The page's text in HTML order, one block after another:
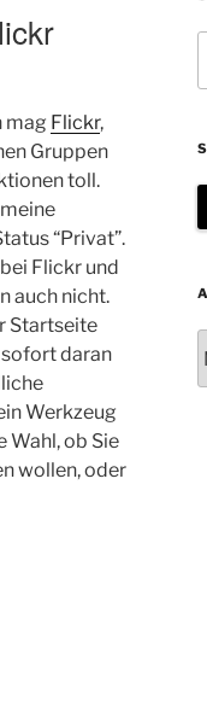
mag Flickr,
Gruppen
toll.
“Privat”.
Flickr und
auch nicht.
Startseite
sofort daran
Werkzeug
Wahl, ob Sie
wollen, oder